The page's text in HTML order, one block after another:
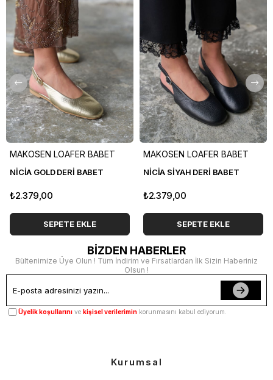
MAKOSEN LOAFER BABET
NİCİA GOLD DERİ BABET
₺2.379,00
SEPETE EKLE
MAKOSEN LOAFER BABET
NİCİA SİYAH DERİ BABET
₺2.379,00
SEPETE EKLE
BİZDEN HABERLER
Bültenimize Üye Olun ! Tüm İndirim ve Fırsatlardan İlk Sizin Haberiniz
Olsun !
Üyelik koşullarını ve kişisel verilerimin korunmasını kabul ediyorum.
Kurumsal